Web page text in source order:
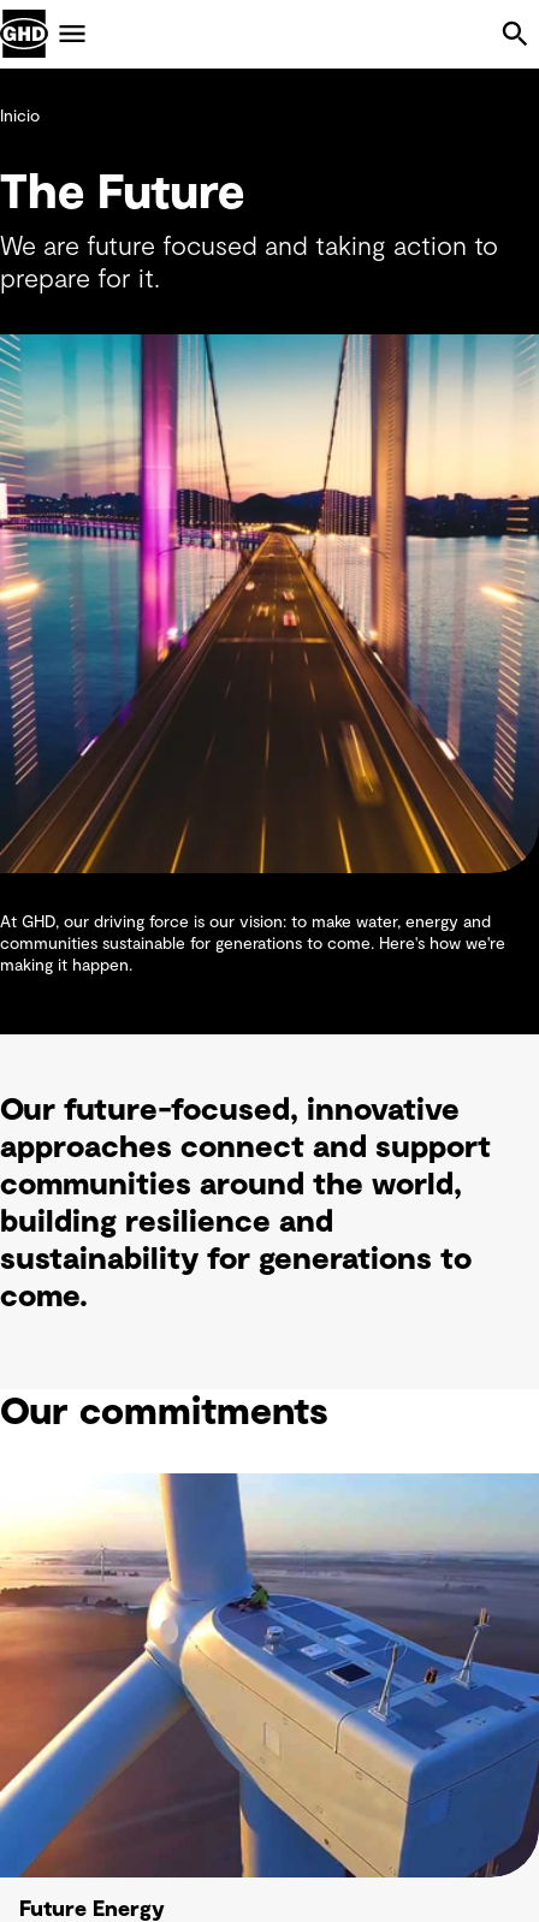
Inicio
The Future
We are future focused and taking action to
prepare for it.
At GHD, our driving force is our vision: to make water, energy and
communities sustainable for generations to come. Here's how we're
making it happen.
Our future-focused, innovative
approaches connect and support
communities around the world,
building resilience and
sustainability for generations to
come.
Our commitments
Future Energy